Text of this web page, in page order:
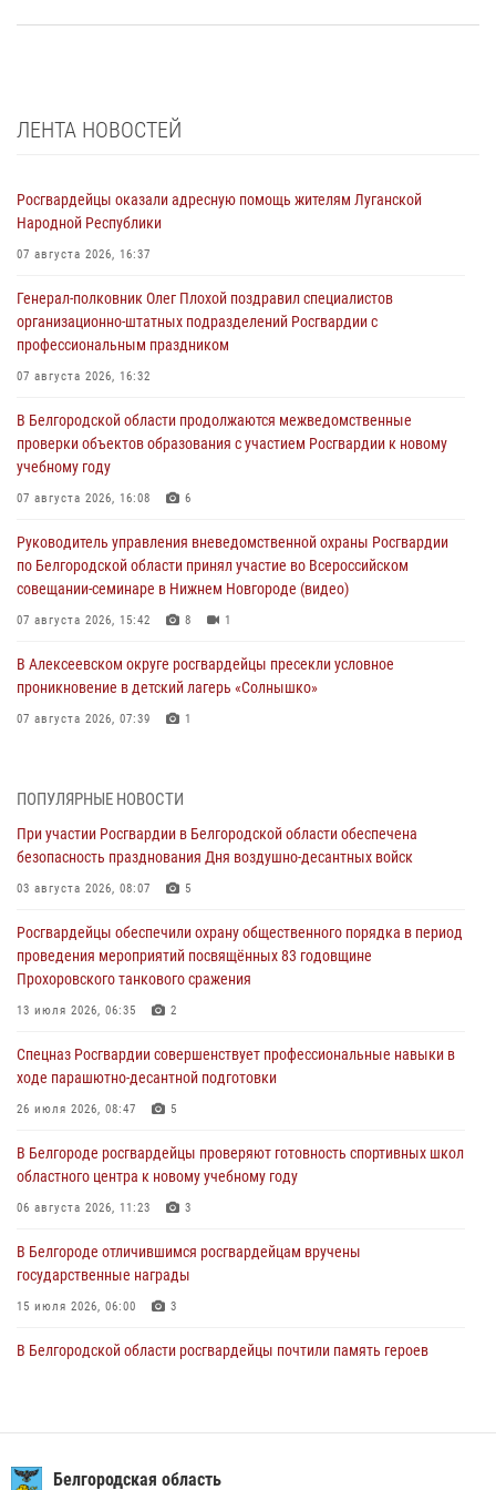
ЛЕНТА НОВОСТЕЙ
Росгвардейцы оказали адресную помощь жителям Луганской
Народной Республики
07 августа 2026, 16:37
Генерал-полковник Олег Плохой поздравил специалистов
организационно-штатных подразделений Росгвардии с
профессиональным праздником
07 августа 2026, 16:32
В Белгородской области продолжаются межведомственные
проверки объектов образования с участием Росгвардии к новому
учебному году
07 августа 2026, 16:08 6
Руководитель управления вневедомственной охраны Росгвардии
по Белгородской области принял участие во Всероссийском
совещании-семинаре в Нижнем Новгороде (видео)
07 августа 2026, 15:42 8 1
В Алексеевском округе росгвардейцы пресекли условное
проникновение в детский лагерь «Солнышко»
07 августа 2026, 07:39 1
Подвиги героев‑росгвардейцев увековечили в новой музейной
экспозиции белгородского музея‑диорамы «Курская битва.
06 августа 2026, 12:05 3
В Белгороде росгвардейцы проверяют готовность спортивных школ
областного центра к новому учебному году
Росгвардия обеспечила общественную безопасность празднования
83-й годовщины освобождения г. Белгорода от немецко -
06 августа 2026, 06:54 3
Офицеры Росгвардии и ветераны войск правопорядка почтили
05 августа 2026, 17:12 2
ПОПУЛЯРНЫЕ НОВОСТИ
При участии Росгвардии в Белгородской области обеспечена
безопасность празднования Дня воздушно-десантных войск
03 августа 2026, 08:07 5
Росгвардейцы обеспечили охрану общественного порядка в период
проведения мероприятий посвящённых 83 годовщине
Прохоровского танкового сражения
13 июля 2026, 06:35 2
Спецназ Росгвардии совершенствует профессиональные навыки в
ходе парашютно-десантной подготовки
26 июля 2026, 08:47 5
В Белгороде росгвардейцы проверяют готовность спортивных школ
областного центра к новому учебному году
06 августа 2026, 11:23 3
В Белгороде отличившимся росгвардейцам вручены
государственные награды
15 июля 2026, 06:00 3
В Белгородской области росгвардейцы почтили память героев
беседу по профилактике аварийности
Белгородская область